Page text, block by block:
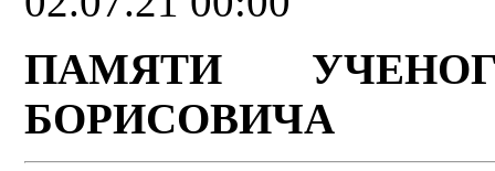
ПАМЯТИ
БОРИСОВИЧА